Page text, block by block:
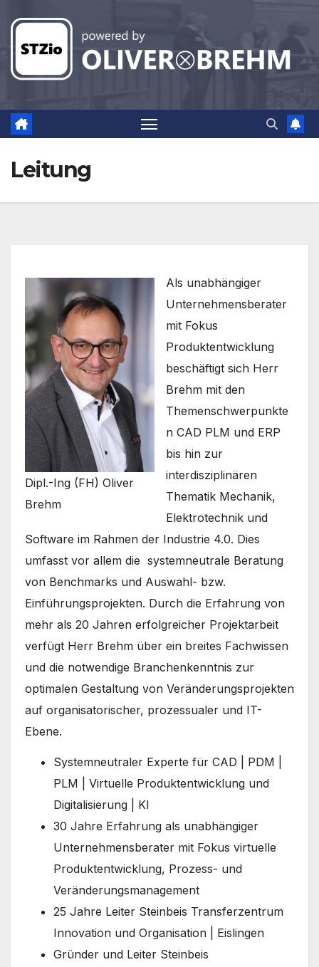
Inhalt
springen
Leitung
Dipl.-Ing (FH) Oliver
Brehm
Als unabhängiger
Unternehmensberater
mit Fokus
Produktentwicklung
beschäftigt sich Herr
Brehm mit den
Themenschwerpunkte
n CAD PLM und ERP
bis hin zur
interdisziplinären
Thematik Mechanik,
Elektrotechnik und
Software im Rahmen der Industrie 4.0. Dies
umfasst vor allem die systemneutrale Beratung
von Benchmarks und Auswahl- bzw.
Einführungsprojekten. Durch die Erfahrung von
mehr als 20 Jahren erfolgreicher Projektarbeit
verfügt Herr Brehm über ein breites Fachwissen
und die notwendige Branchenkenntnis zur
optimalen Gestaltung von Veränderungsprojekten
auf organisatorischer, prozessualer und IT-
Ebene.
Systemneutraler Experte für CAD | PDM |
PLM | Virtuelle Produktentwicklung und
Digitalisierung | KI
30 Jahre Erfahrung als unabhängiger
Unternehmensberater mit Fokus virtuelle
Produktentwicklung, Prozess- und
Veränderungsmanagement
25 Jahre Leiter Steinbeis Transferzentrum
Innovation und Organisation | Eislingen
Gründer und Leiter Steinbeis